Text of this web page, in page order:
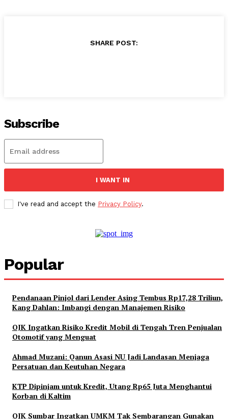
SHARE POST:
Subscribe
I WANT IN
I've read and accept the Privacy Policy.
Popular
Pendanaan Pinjol dari Lender Asing Tembus Rp17,28 Triliun,
Kang Dahlan: Imbangi dengan Manajemen Risiko
OJK Ingatkan Risiko Kredit Mobil di Tengah Tren Penjualan
Otomotif yang Menguat
Ahmad Muzani: Qanun Asasi NU Jadi Landasan Menjaga
Persatuan dan Keutuhan Negara
KTP Dipinjam untuk Kredit, Utang Rp65 Juta Menghantui
Korban di Kaltim
OJK Sumbar Ingatkan UMKM Tak Sembarangan Gunakan